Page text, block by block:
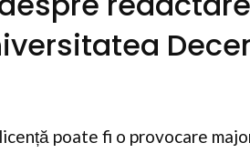
poate fi o provocare